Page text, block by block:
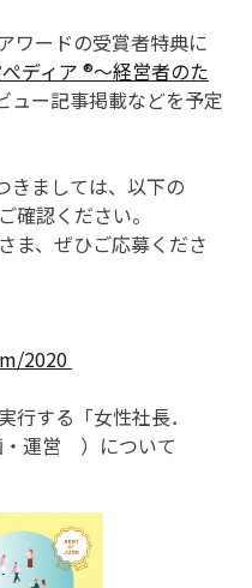
ワードの受賞者特典に
ぺディア ®～経営者のた
ュー記事掲載などを予定
きましては、以下の
確認ください。
ま、ぜひご応募くださ
2020
する「女性社長．
・運営 ）について